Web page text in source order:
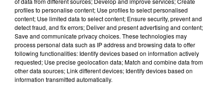
Maladière
Dans le cadre de travaux de
rénovation du parc de la Maladière,
la mairie de Dijon organise ce
mercredi soir une réunion ouverte
profiles to personalise content; Use profiles to select personalised
content; Use limited data to select content; Ensure security, prevent and
detect fraud, and fix errors; Deliver and present advertising and content;
Save and communicate privacy choices. These technologies may
process personal data such as IP address and browsing data to offer
following functionalities: Identify devices based on information actively
requested; Use precise geolocation data; Match and combine data from
other data sources; Link different devices; Identify devices based on
information transmitted automatically.